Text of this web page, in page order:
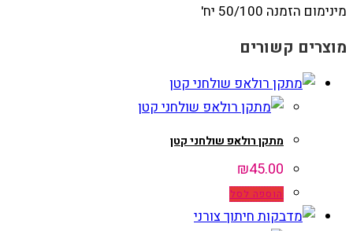
מינימום הזמנה 50/100 יח'
מוצרים קשורים
מתקן רולאפ שולחני קטן
₪45.00
הוספה לסל